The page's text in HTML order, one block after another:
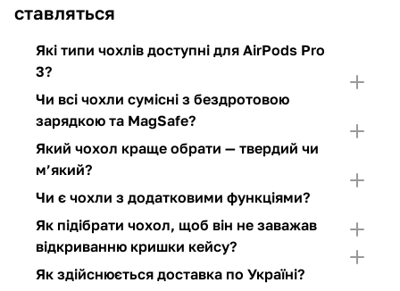
ставляться
Які типи чохлів доступні для AirPods Pro
3?
Чи всі чохли сумісні з бездротовою
зарядкою та MagSafe?
Який чохол краще обрати — твердий чи
м’який?
Чи є чохли з додатковими функціями?
Як підібрати чохол, щоб він не заважав
відкриванню кришки кейсу?
Як здійснюється доставка по Україні?